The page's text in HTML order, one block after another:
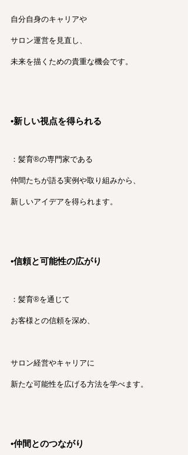
自分自身のキャリアや
サロン運営を見直し、
未来を描くための貴重な機会です。
•新しい視点を得られる
：髪育®︎の専門家である
仲間たちが語る実例や取り組みから、
新しいアイデアを得られます。
•信頼と可能性の広がり
：髪育®︎を通じて
お客様との信頼を深め、
サロン経営やキャリアに
新たな可能性を広げる方法を学べます。
•仲間とのつながり